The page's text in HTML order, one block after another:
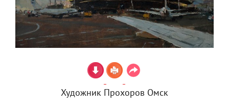
Художник Прохоров Омск